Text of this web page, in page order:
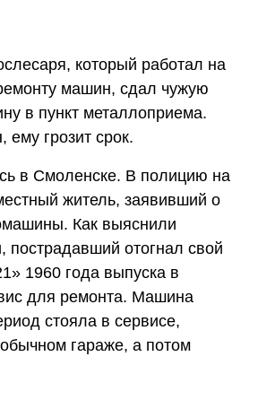
который работал на
машин, сдал чужую
в пункт металлоприема.
ему грозит срок.
в Смоленске. В полицию на
житель, заявивший о
Как выяснили
пострадавший отогнал свой
1960 года выпуска в
для ремонта. Машина
стояла в сервисе,
гараже, а потом